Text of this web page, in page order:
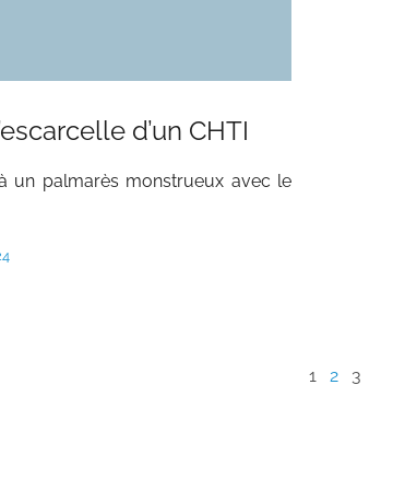
d’un CHTI
un palmarès monstrueux avec le
1 2 3